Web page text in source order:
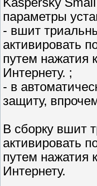
параметры
- вшит
активировать
путем нажатия
Интернету. ;
- в
защиту,
В сборку вшит
активировать
путем нажатия
Интернету.